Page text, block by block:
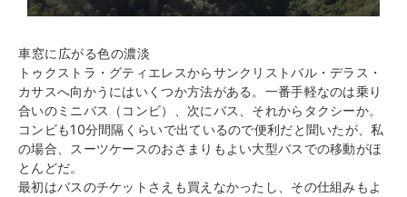
車窓に広がる色の濃淡
トゥクストラ・グティエレスからサンクリストバル・デラス・
カサスへ向かうにはいくつか方法がある。一番手軽なのは乗り
合いのミニバス（コンビ）、次にバス、それからタクシーか。
コンビも10分間隔くらいで出ているので便利だと聞いたが、私
の場合、スーツケースのおさまりもよい大型バスでの移動がほ
とんどだ。
最初はバスのチケットさえも買えなかったし、その仕組みもよ